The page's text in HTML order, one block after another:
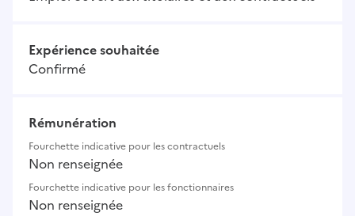
Expérience souhaitée
Confirmé
Rémunération
Fourchette indicative pour les contractuels
Non renseignée
Fourchette indicative pour les fonctionnaires
Non renseignée